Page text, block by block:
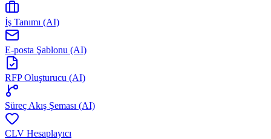
İş Tanımı (AI)
E-posta Şablonu (AI)
RFP Oluşturucu (AI)
Süreç Akış Şeması (AI)
CLV Hesaplayıcı